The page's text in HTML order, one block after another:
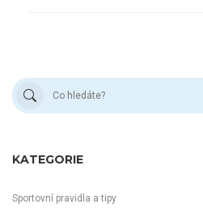
KATEGORIE
Sportovní pravidla a tipy